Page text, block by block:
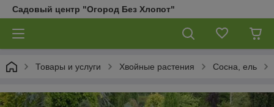
Садовый центр "Огород Без Хлопот"
Товары и услуги Хвойные растения Сосна, ель